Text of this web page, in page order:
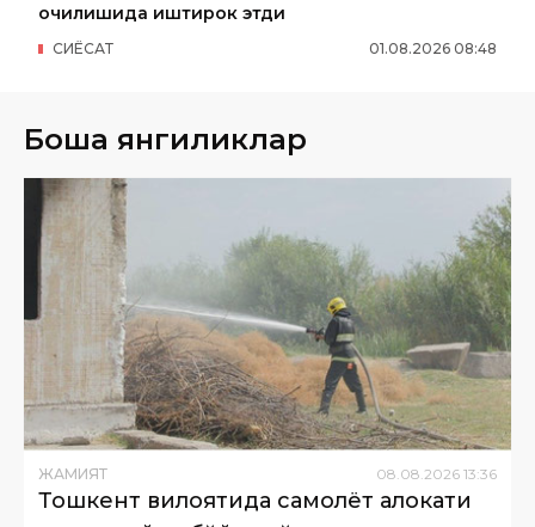
очилишида иштирок этди
01.08.2026 08:48
СИËСАТ
Бошқа янгиликлар
ЖАМИЯТ 08 08 2026 13:36
Тошкент вилоятида самолёт ҳалокати